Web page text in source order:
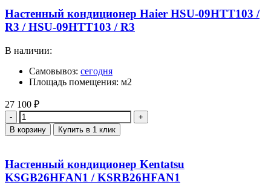
Настенный кондиционер Haier HSU-09HTT103 /
R3 / HSU-09HTT103 / R3
В наличии:
Самовывоз: сегодня
Площадь помещения: м2
27 100 ₽
Количество
В корзину Купить в 1 клик
Настенный кондиционер Kentatsu
KSGB26HFAN1 / KSRB26HFAN1